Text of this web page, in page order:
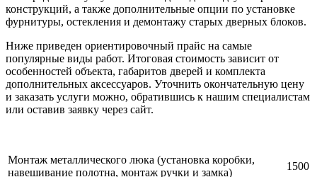
конструкций, а также дополнительные опции по установке
фурнитуры, остекления и демонтажу старых дверных блоков.
Ниже приведен ориентировочный прайс на самые
популярные виды работ. Итоговая стоимость зависит от
особенностей объекта, габаритов дверей и комплекта
дополнительных аксессуаров. Уточнить окончательную цену
и заказать услуги можно, обратившись к нашим специалистам
или оставив заявку через сайт.
Монтаж металлического люка (установка коробки,
навешивание полотна, монтаж ручки и замка)
1500